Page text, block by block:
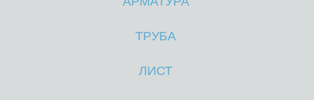
ТРУБА
ЛИСТ